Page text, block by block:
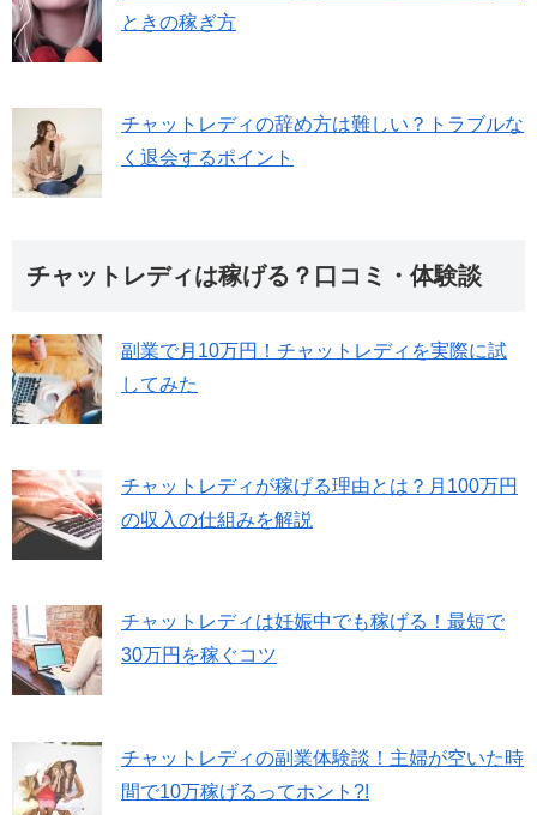
ときの稼ぎ方
チャットレディの辞め方は難しい？トラブルな
く退会するポイント
チャットレディは稼げる？口コミ・体験談
副業で月10万円！チャットレディを実際に試
してみた
チャットレディが稼げる理由とは？月100万円
の収入の仕組みを解説
チャットレディは妊娠中でも稼げる！最短で
30万円を稼ぐコツ
チャットレディの副業体験談！主婦が空いた時
間で10万稼げるってホント?!